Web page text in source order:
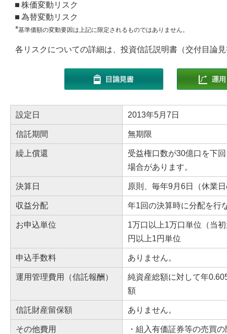
株価変動リスク
為替変動リスク
*基準価額の変動要因は上記に限定されるものではありません。
各リスクについての詳細は、投資信託説明書（交付目論
設定日 2013年5月7日
信託期間 無期限
繰上償還
受益権口数が30億口を下
場合があります。
決算日 原則、毎年9月6日（休業
収益分配 年1回の決算時に分配を行
お申込単位
1万口以上1万口単位（当
円以上1円単位
申込手数料 ありません。
運用管理費用（信託報酬）
純資産総額に対して年
額
信託財産留保額 ありません。
その他費用
・組入有価証券等の売買